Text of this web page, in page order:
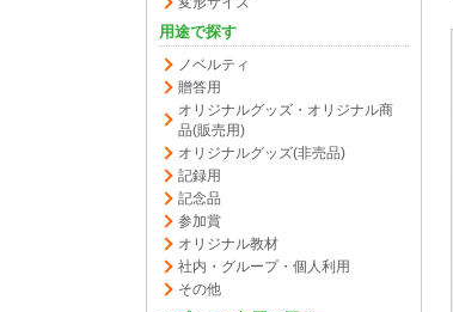
用途で探す
ノベルティ
贈答用
オリジナルグッズ・オリジナル商
品(販売用)
オリジナルグッズ(非売品)
記録用
記念品
参加賞
オリジナル教材
社内・グループ・個人利用
その他